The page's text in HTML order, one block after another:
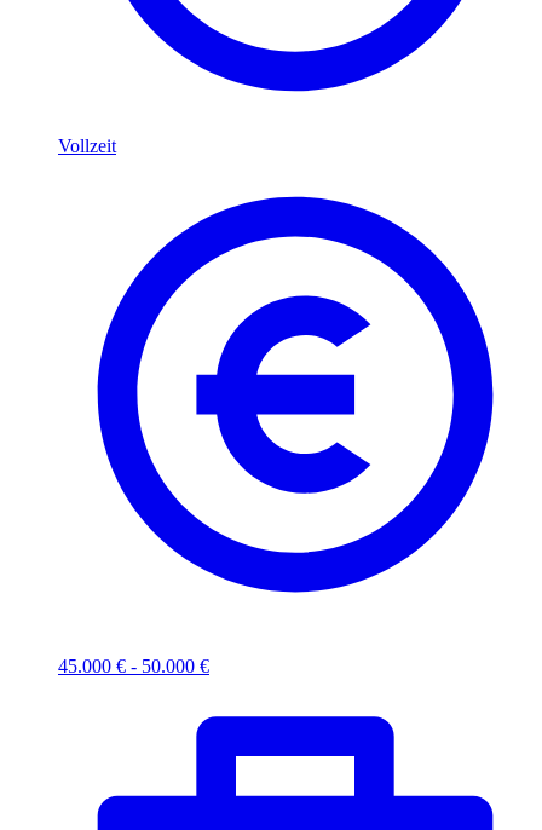
Vollzeit
45.000 € - 50.000 €